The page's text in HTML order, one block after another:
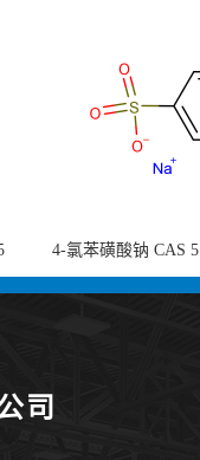
4-氯苯磺酸钠 CAS
司